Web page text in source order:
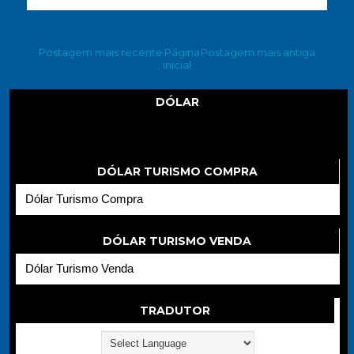
Postagem mais recente Postagem mais antiga
Página
inicial
DÓLAR
DÓLAR TURISMO COMPRA
Dólar Turismo Compra
DÓLAR TURISMO VENDA
Dólar Turismo Venda
TRADUTOR